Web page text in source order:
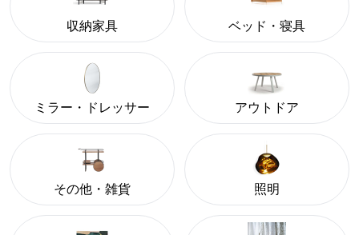
収納家具 ベッド・寝具
ミラー・ドレッサー アウトドア
その他・雑貨 照明